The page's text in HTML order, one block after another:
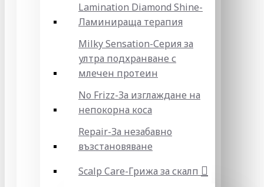
Lamination Diamond Shine-
Ламинираща терапия
Milky Sensation-Серия за
ултра подхранване с
млечен протеин
No Frizz-За изглаждане на
непокорна коса
Repair-За незабавно
възстановяване
Scalp Care-Грижа за скалп